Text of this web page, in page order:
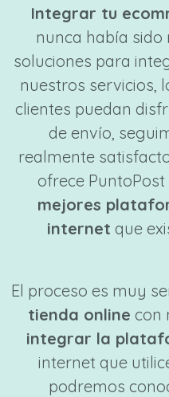
Integrar tu
nunca había sido
soluciones para
nuestros servicios,
clientes puedan
de envío,
realmente
ofrece
mejores
internet que
El proceso es muy
tienda online con
integrar la
internet que
podremos